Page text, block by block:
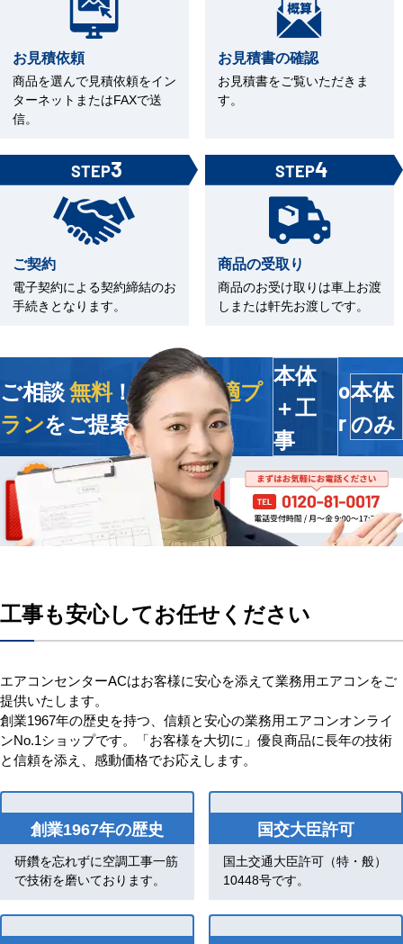
お見積依頼
商品を選んで見積依頼をイン
ターネットまたはFAXで送
信。
お見積書の確認
お見積書をご覧いただきま
す。
STEP3
ご契約
電子契約による契約締結のお
手続きとなります。
STEP4
商品の受取り
商品のお受け取りは車上お渡
しまたは軒先お渡しです。
ご相談無料！今すぐ
最適プ
ランをご提案します
本体
＋工
事
o
r
本体
のみ
工事も安心してお任せください
エアコンセンターACはお客様に安心を添えて業務用エアコンをご
提供いたします。
創業1967年の歴史を持つ、信頼と安心の業務用エアコンオンライ
ンNo.1ショップです。「お客様を大切に」優良商品に長年の技術
と信頼を添え、感動価格でお応えします。
創業1967年の歴史
研鑽を忘れずに空調工事一筋
で技術を磨いております。
国交大臣許可
国土交通大臣許可（特・般）
10448号です。